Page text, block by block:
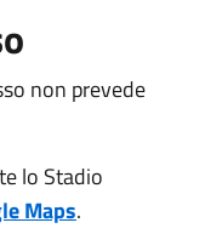
non prevede
lo Stadio
Maps.